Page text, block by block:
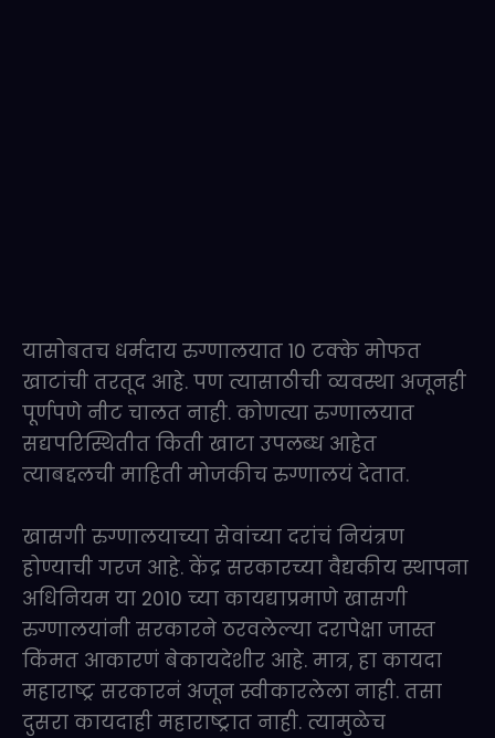
यासोबतच धर्मदाय रुग्णालयात 10 टक्के मोफत
खाटांची तरतूद आहे. पण त्यासाठीची व्यवस्था अजूनही
पूर्णपणे नीट चालत नाही. कोणत्या रुग्णालयात
सद्यपरिस्थितीत किती खाटा उपलब्ध आहेत
त्याबद्दलची माहिती मोजकीच रुग्णालयं देतात.
खासगी रुग्णालयाच्या सेवांच्या दरांचं नियंत्रण
होण्याची गरज आहे. केंद्र सरकारच्या वैद्यकीय स्थापना
अधिनियम या 2010 च्या कायद्याप्रमाणे खासगी
रुग्णालयांनी सरकारने ठरवलेल्या दरापेक्षा जास्त
किंमत आकारणं बेकायदेशीर आहे. मात्र, हा कायदा
महाराष्ट्र सरकारनं अजून स्वीकारलेला नाही. तसा
दुसरा कायदाही महाराष्ट्रात नाही. त्यामुळेच